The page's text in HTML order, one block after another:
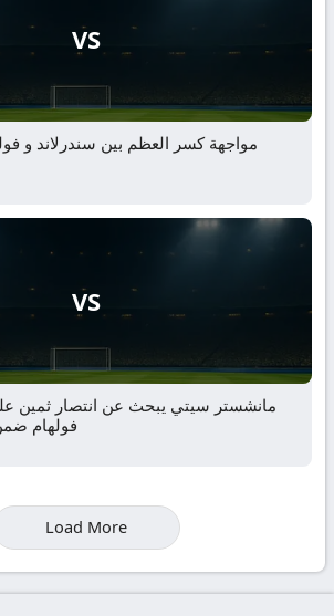
VS
مواجهة كسر العظم بين سندرلاند و
VS
مانشستر سيتي يبحث عن انتصار ثمين
فولهام
Load More